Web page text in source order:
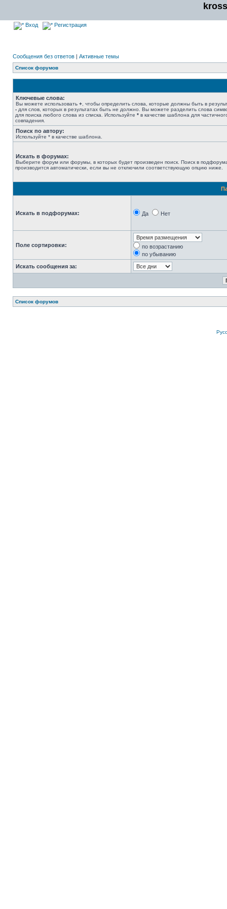
Вход Регистрация
Сообщения без ответов | Активные темы
Список форумов
Ключевые слова:
Вы можете использовать + , чтобы определить слова, которые должны быть в
- для слов, которых в результатах быть не должно. Вы можете разделить слова
для поиска любого слова из списка. Используйте * в качестве шаблона для
совпадения.
Поиск по автору:
Используйте * в качестве шаблона.
Искать в форумах:
Выберите форум или форумы, в которых будет произведен поиск. Поиск в
производится автоматически, если вы не отключили соответствующую опцию ниже.
Искать в подфорумах: Да Нет
Поле сортировки:
по возрастанию
по убыванию
Искать сообщения за:
Список форумов